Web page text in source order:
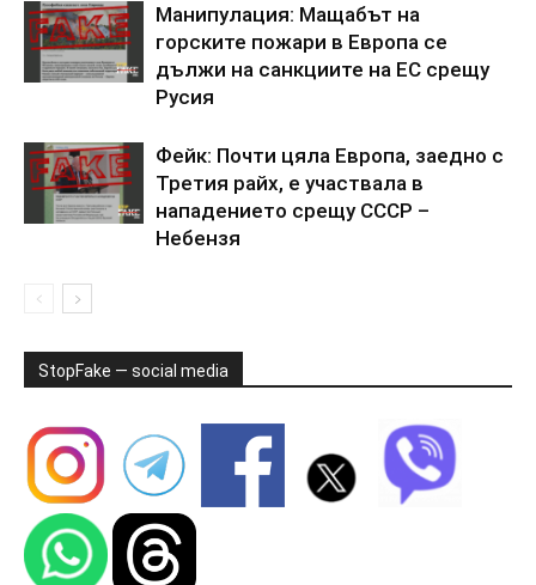
Манипулация: Мащабът на
горските пожари в Европа се
дължи на санкциите на ЕС срещу
Русия
Фейк: Почти цяла Европа, заедно с
Третия райх, е участвала в
нападението срещу СССР –
Небензя
StopFake — social media